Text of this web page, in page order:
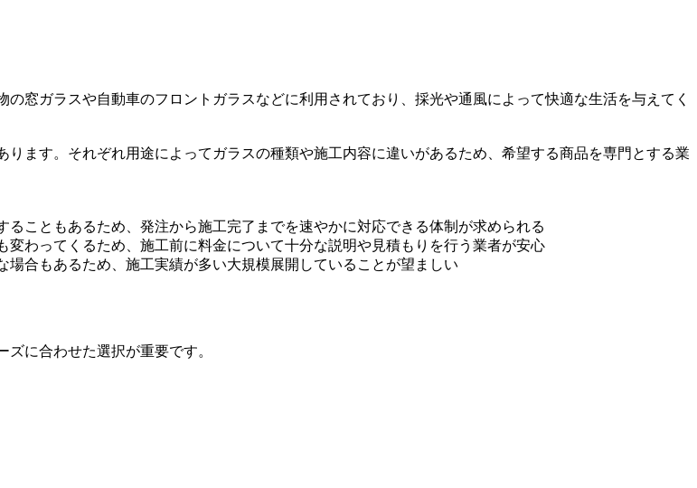
窓ガラスや自動車のフロントガラスなどに利用されており、採光や通風によって快適な生活を与えてく
ます。それぞれ用途によってガラスの種類や施工内容に違いがあるため、希望する商品を専門とする業
こともあるため、発注から施工完了までを速やかに対応できる体制が求められる
わってくるため、施工前に料金について十分な説明や見積もりを行う業者が安心
合もあるため、施工実績が多い大規模展開していることが望ましい
に合わせた選択が重要です。